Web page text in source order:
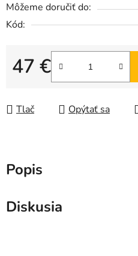
Môžeme doručiť do:
Kód:
47 €
Jednotková cena:
Tlač Opýtať sa
Popis
Diskusia